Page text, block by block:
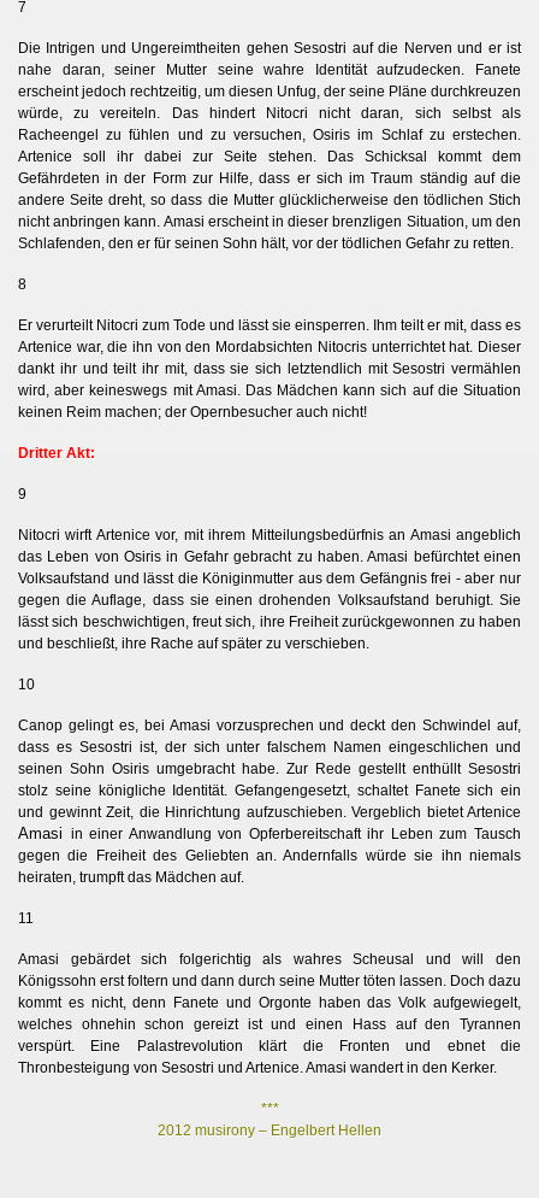
7
Die Intrigen und Ungereimtheiten gehen Sesostri auf die Nerven und er ist
nahe daran, seiner Mutter seine wahre Identität aufzudecken. Fanete
erscheint jedoch rechtzeitig, um diesen Unfug, der seine Pläne durchkreuzen
würde, zu vereiteln. Das hindert Nitocri nicht daran, sich selbst als
Racheengel zu fühlen und zu versuchen, Osiris im Schlaf zu erstechen.
Artenice soll ihr dabei zur Seite stehen. Das Schicksal kommt dem
Gefährdeten in der Form zur Hilfe, dass er sich im Traum ständig auf die
andere Seite dreht, so dass die Mutter glücklicherweise den tödlichen Stich
nicht anbringen kann. Amasi erscheint in dieser brenzligen Situation, um den
Schlafenden, den er für seinen Sohn hält, vor der tödlichen Gefahr zu retten.
8
Er verurteilt Nitocri zum Tode und lässt sie einsperren. Ihm teilt er mit, dass es
Artenice war, die ihn von den Mordabsichten Nitocris unterrichtet hat. Dieser
dankt ihr und teilt ihr mit, dass sie sich letztendlich mit Sesostri vermählen
wird, aber keineswegs mit Amasi. Das Mädchen kann sich auf die Situation
keinen Reim machen; der Opernbesucher auch nicht!
Dritter Akt:
9
Nitocri wirft Artenice vor, mit ihrem Mitteilungsbedürfnis an Amasi angeblich
das Leben von Osiris in Gefahr gebracht zu haben. Amasi befürchtet einen
Volksaufstand und lässt die Königinmutter aus dem Gefängnis frei - aber nur
gegen die Auflage, dass sie einen drohenden Volksaufstand beruhigt. Sie
lässt sich beschwichtigen, freut sich, ihre Freiheit zurückgewonnen zu haben
und beschließt, ihre Rache auf später zu verschieben.
10
Canop gelingt es, bei Amasi vorzusprechen und deckt den Schwindel auf,
dass es Sesostri ist, der sich unter falschem Namen eingeschlichen und
seinen Sohn Osiris umgebracht habe. Zur Rede gestellt enthüllt Sesostri
stolz seine königliche Identität. Gefangengesetzt, schaltet Fanete sich ein
und gewinnt Zeit, die Hinrichtung aufzuschieben. Vergeblich bietet Artenice
Amasi in einer Anwandlung von Opferbereitschaft ihr Leben zum Tausch
gegen die Freiheit des Geliebten an. Andernfalls würde sie ihn niemals
heiraten, trumpft das Mädchen auf.
11
Amasi gebärdet sich folgerichtig als wahres Scheusal und will den
Königssohn erst foltern und dann durch seine Mutter töten lassen. Doch dazu
kommt es nicht, denn Fanete und Orgonte haben das Volk aufgewiegelt,
welches ohnehin schon gereizt ist und einen Hass auf den Tyrannen
verspürt. Eine Palastrevolution klärt die Fronten und ebnet die
Thronbesteigung von Sesostri und Artenice. Amasi wandert in den Kerker.
***
2012 musirony – Engelbert Hellen